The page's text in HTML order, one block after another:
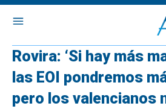
Rovira: ‘Si hay más
las EOI pondremos
pero los valencianos